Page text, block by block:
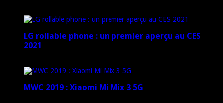
LG rollable phone : un premier aperçu au CES
2021
MWC 2019 : Xiaomi Mi Mix 3 5G